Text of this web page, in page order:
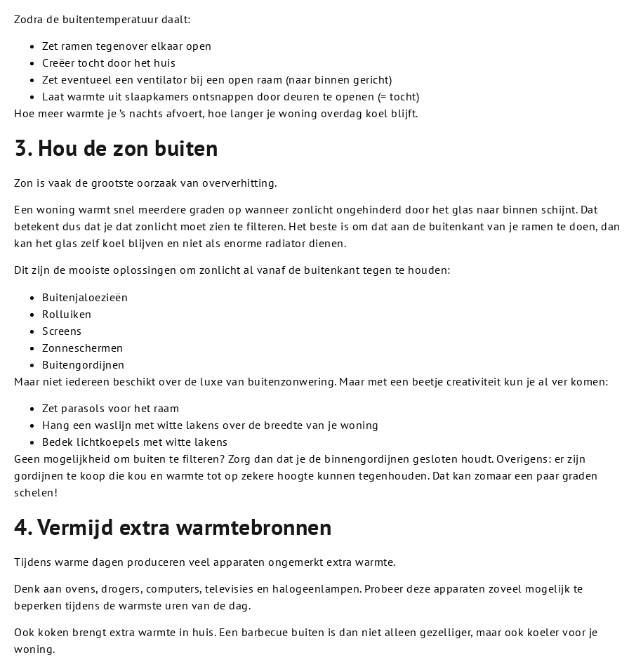
Zodra de buitentemperatuur daalt:
Zet ramen tegenover elkaar open
Creëer tocht door het huis
Zet eventueel een ventilator bij een open raam (naar binnen gericht)
Laat warmte uit slaapkamers ontsnappen door deuren te openen (= tocht)
Hoe meer warmte je ’s nachts afvoert, hoe langer je woning overdag koel blijft.
3. Hou de zon buiten
Zon is vaak de grootste oorzaak van oververhitting.
Een woning warmt snel meerdere graden op wanneer zonlicht ongehinderd door het glas naar binnen schijnt. Dat
betekent dus dat je dat zonlicht moet zien te filteren. Het beste is om dat aan de buitenkant van je ramen te doen, dan
kan het glas zelf koel blijven en niet als enorme radiator dienen.
Dit zijn de mooiste oplossingen om zonlicht al vanaf de buitenkant tegen te houden:
Buitenjaloezieën
Rolluiken
Screens
Zonneschermen
Buitengordijnen
Maar niet iedereen beschikt over de luxe van buitenzonwering. Maar met een beetje creativiteit kun je al ver komen:
Zet parasols voor het raam
Hang een waslijn met witte lakens over de breedte van je woning
Bedek lichtkoepels met witte lakens
Geen mogelijkheid om buiten te filteren? Zorg dan dat je de binnengordijnen gesloten houdt. Overigens: er zijn
gordijnen te koop die kou en warmte tot op zekere hoogte kunnen tegenhouden. Dat kan zomaar een paar graden
schelen!
4. Vermijd extra warmtebronnen
Tijdens warme dagen produceren veel apparaten ongemerkt extra warmte.
Denk aan ovens, drogers, computers, televisies en halogeenlampen. Probeer deze apparaten zoveel mogelijk te
beperken tijdens de warmste uren van de dag.
Ook koken brengt extra warmte in huis. Een barbecue buiten is dan niet alleen gezelliger, maar ook koeler voor je
woning.